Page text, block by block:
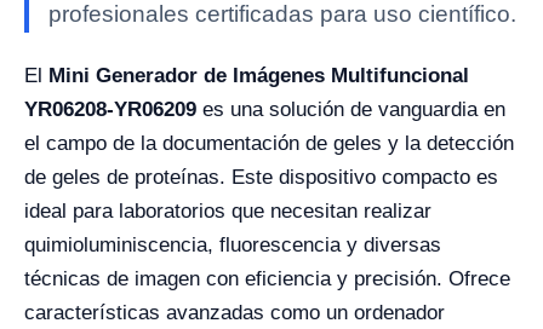
profesionales certificadas para uso científico.
El Mini Generador de Imágenes Multifuncional
YR06208-YR06209 es una solución de vanguardia en
el campo de la documentación de geles y la detección
de geles de proteínas. Este dispositivo compacto es
ideal para laboratorios que necesitan realizar
quimioluminiscencia, fluorescencia y diversas
técnicas de imagen con eficiencia y precisión. Ofrece
características avanzadas como un ordenador